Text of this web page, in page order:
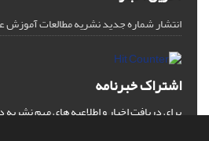
انتشار شماره جدید نشریه مطالعات
اشتراک خبرنامه
برای دریافت اخبار و اطلاعیه های مهم